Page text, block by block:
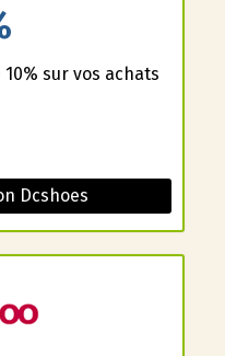
sur vos achats
Dcshoes